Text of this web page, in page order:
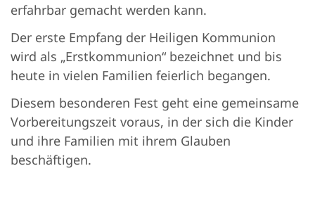
erfahrbar gemacht werden kann.
Der erste Empfang der Heiligen Kommunion
wird als „Erstkommunion“ bezeichnet und bis
heute in vielen Familien feierlich begangen.
Diesem besonderen Fest geht eine gemeinsame
Vorbereitungszeit voraus, in der sich die Kinder
und ihre Familien mit ihrem Glauben
beschäftigen.